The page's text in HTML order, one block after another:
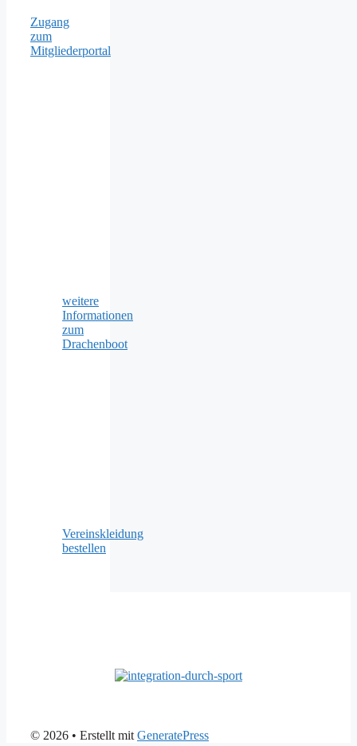
Zugang
zum
Mitgliederportal
weitere
Informationen
zum
Drachenboot
Vereinskleidung
bestellen
© 2026 • Erstellt mit GeneratePress